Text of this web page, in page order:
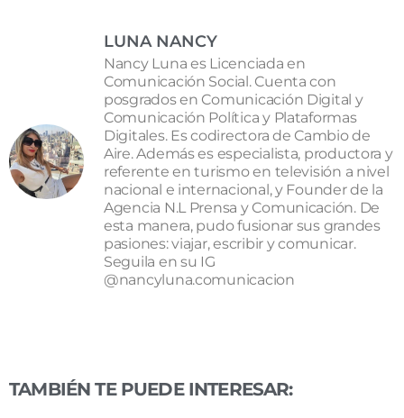
LUNA NANCY
Nancy Luna es Licenciada en
Comunicación Social. Cuenta con
posgrados en Comunicación Digital y
Comunicación Política y Plataformas
Digitales. Es codirectora de Cambio de
Aire. Además es especialista, productora y
referente en turismo en televisión a nivel
nacional e internacional, y Founder de la
Agencia N.L Prensa y Comunicación. De
esta manera, pudo fusionar sus grandes
pasiones: viajar, escribir y comunicar.
Seguila en su IG
@nancyluna.comunicacion
TAMBIÉN TE PUEDE INTERESAR: